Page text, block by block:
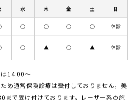
水 木 金 土 日
○ ○ ○ ○ 休診
○ ▲ ○ ▲ 休診
14:00〜
め通常保険診療は受付しておりません。美
まで受け付けております。レーザー系の施